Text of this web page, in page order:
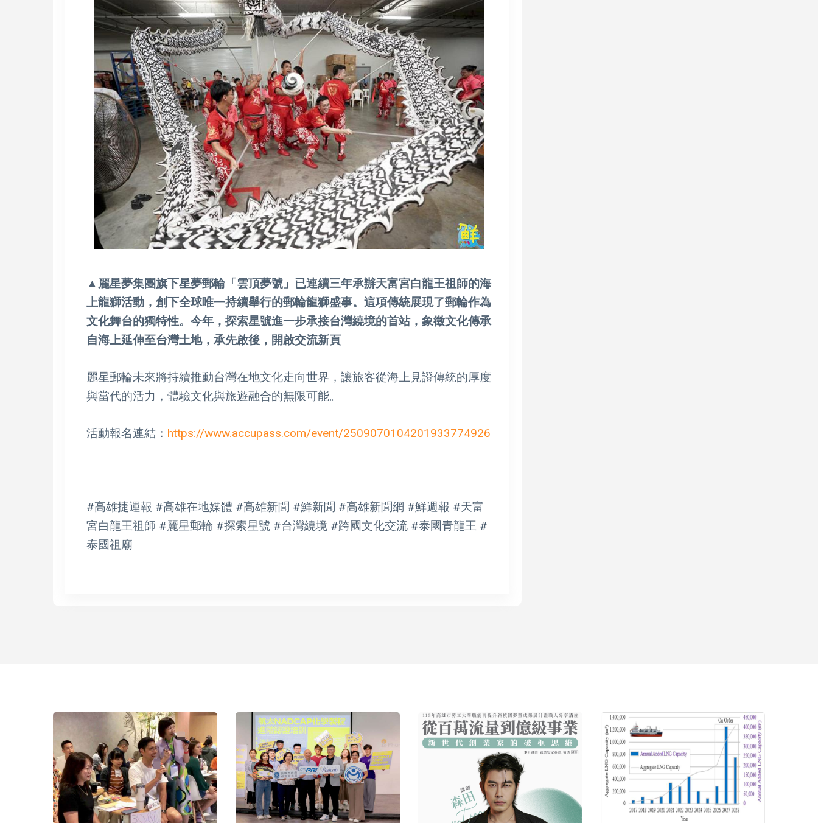
▲麗星夢集團旗下星夢郵輪「雲頂夢號」已連續三年承辦天富宮白龍王祖師的海
上龍獅活動，創下全球唯一持續舉行的郵輪龍獅盛事。這項傳統展現了郵輪作為
文化舞台的獨特性。今年，探索星號進一步承接台灣繞境的首站，象徵文化傳承
自海上延伸至台灣土地，承先啟後，開啟交流新頁
麗星郵輪未來將持續推動台灣在地文化走向世界，讓旅客從海上見證傳統的厚度
與當代的活力，體驗文化與旅遊融合的無限可能。
活動報名連結： https://www.accupass.com/event/2509070104201933774926
#高雄捷運報 #高雄在地媒體 #高雄新聞 #鮮新聞 #高雄新聞網 #鮮週報 #天富
宮白龍王祖師 #麗星郵輪 #探索星號 #台灣繞境 #跨國文化交流 #泰國青龍王 #
泰國祖廟